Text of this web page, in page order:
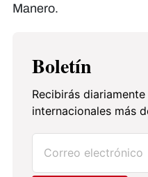
Manero.
Boletín
Recibirás
internacionales más